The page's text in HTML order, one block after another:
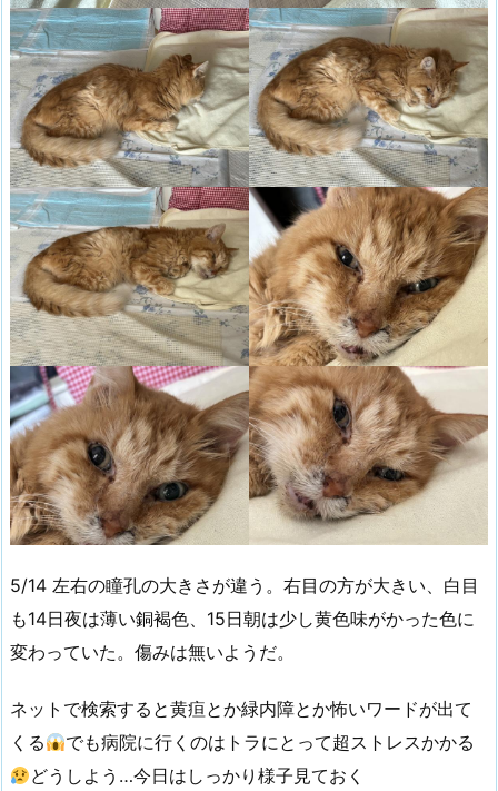
5/14 左右の瞳孔の大きさが違う。右目の方が大きい、白目
も14日夜は薄い銅褐色、15日朝は少し黄色味がかった色に
変わっていた。傷みは無いようだ。
ネットで検索すると黄疸とか緑内障とか怖いワードが出て
くる
でも病院に行くのはトラにとって超ストレスかかる
どうしよう…今日はしっかり様子見ておく